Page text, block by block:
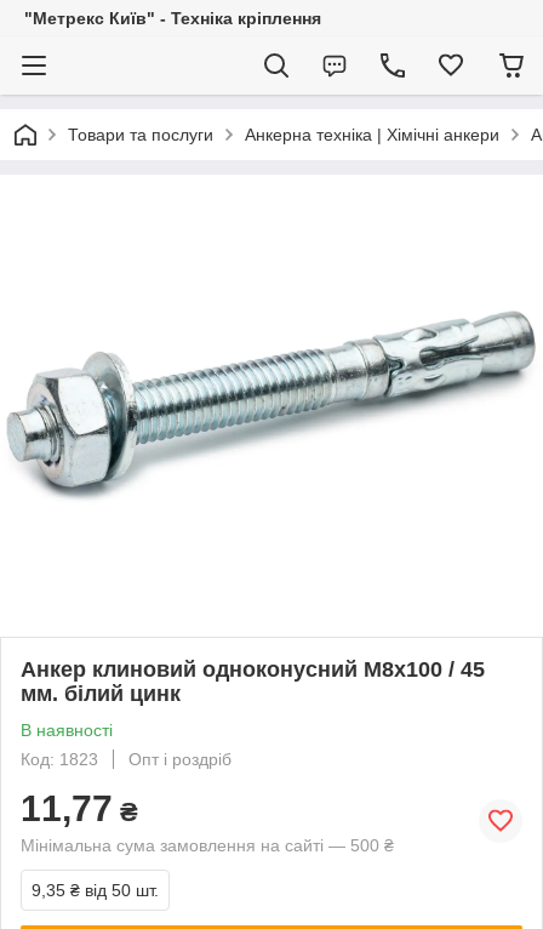
"Метрекс Київ" - Техніка кріплення
Товари та послуги Анкерна техніка | Хімічні анкери
Анкер клиновий одноконусний М8х100 / 45
мм. білий цинк
В наявності
Код: 1823
Опт і роздріб
11,77 ₴
Мінімальна сума замовлення на сайті — 500 ₴
9,35 ₴ від 50 шт.